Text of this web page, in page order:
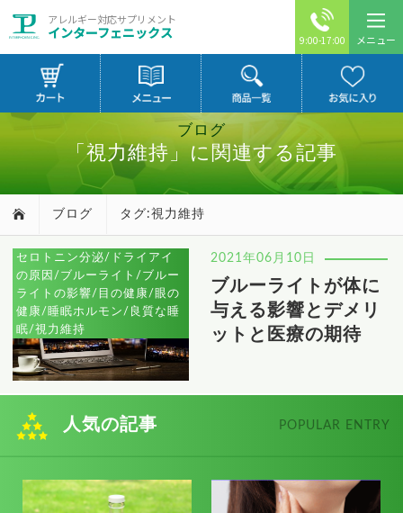
アレルギー対応サプリメント
インターフェニックス 9:00-17:00 メニュー
ブログ
「視力維持」に関連する記事
ブログ タグ:視力維持
セロトニン分泌/ドライアイ
の原因/ブルーライト/ブルー
ライトの影響/目の健康/眼の
健康/睡眠ホルモン/良質な睡
眠/視力維持
2021年06月10日
ブルーライトが体に
与える影響とデメリ
ットと医療の期待
人気の記事 POPULAR ENTRY